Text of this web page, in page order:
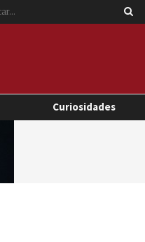
Curiosidades